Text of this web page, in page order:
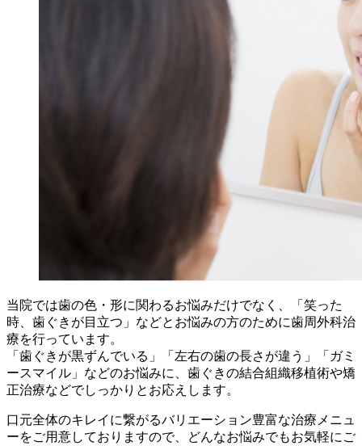
当院では歯の色・形に関わるお悩みだけでなく、「笑った
時、歯ぐきが目立つ」などとお悩みの方のために歯周外科治
療を行っています。
「歯ぐきが黒ずんでいる」「左右の歯の⻑さが違う」「ガミ
ースマイル」などのお悩みに、歯ぐきの結合組織移植術や矯
正治療などでしっかりとお応えします。
口元全体のキレイに繋がるバリエーション豊富な治療メニュ
ーをご用意しておりますので、どんなお悩みでもお気軽にご